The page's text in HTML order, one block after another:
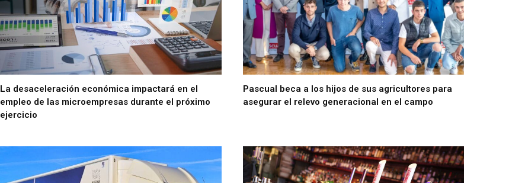
La desaceleración económica impactará en el
empleo de las microempresas durante el próximo
ejercicio
Pascual beca a los hijos de sus agricultores para
asegurar el relevo generacional en el campo